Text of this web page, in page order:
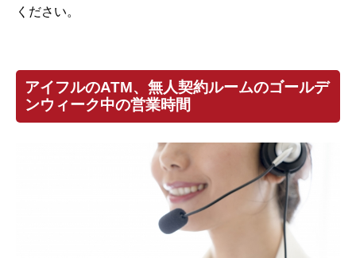
ください。
アイフルのATM、無人契約ルームのゴールデ
ンウィーク中の営業時間